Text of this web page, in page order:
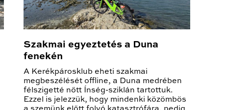
Szakmai egyeztetés a Duna
fenekén
A Kerékpárosklub eheti szakmai
megbeszélését offline, a Duna medrében
félszigetté nőtt Ínség-sziklán tartottuk.
Ezzel is jelezzük, hogy mindenki közömbös